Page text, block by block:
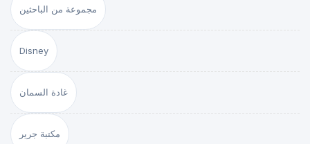
مجموعة من الباحثين
Disney
غادة السمان
مكتبة جرير